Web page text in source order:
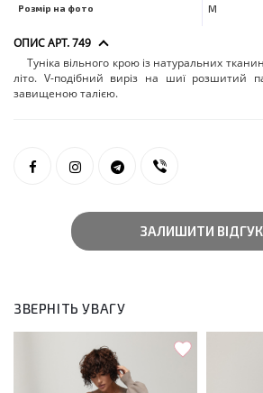
Розмір на фото M
ОПИС АРТ. 749
Туніка вільного крою із натуральних
літо. V-подібний виріз на шиї розшитий
завищеною талією.
ЗАЛИШИТИ ВІДГУК
ЗВЕРНІТЬ УВАГУ